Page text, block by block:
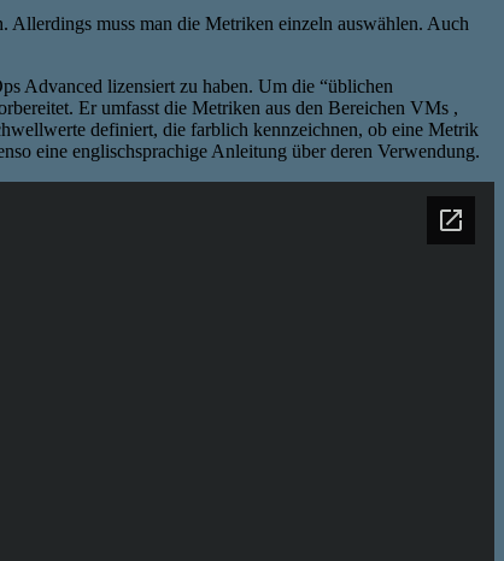
Allerdings muss man die Metriken einzeln auswählen. Auch
Advanced lizensiert zu haben. Um die “üblichen
Er umfasst die Metriken aus den Bereichen VMs ,
definiert, die farblich kennzeichnen, ob eine Metrik
eine englischsprachige Anleitung über deren Verwendung.